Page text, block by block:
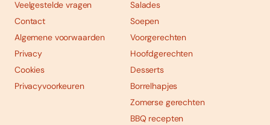
Veelgestelde vragen
Contact
Algemene voorwaarden
Privacy
Cookies
Privacyvoorkeuren
Salades
Soepen
Voorgerechten
Hoofdgerechten
Desserts
Borrelhapjes
Zomerse gerechten
BBQ recepten